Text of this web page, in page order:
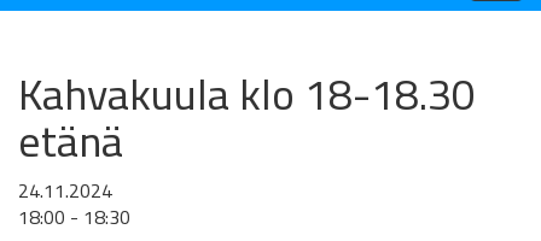
Kahvakuula klo 18-18.30
etänä
24.11.2024
18:00 - 18:30